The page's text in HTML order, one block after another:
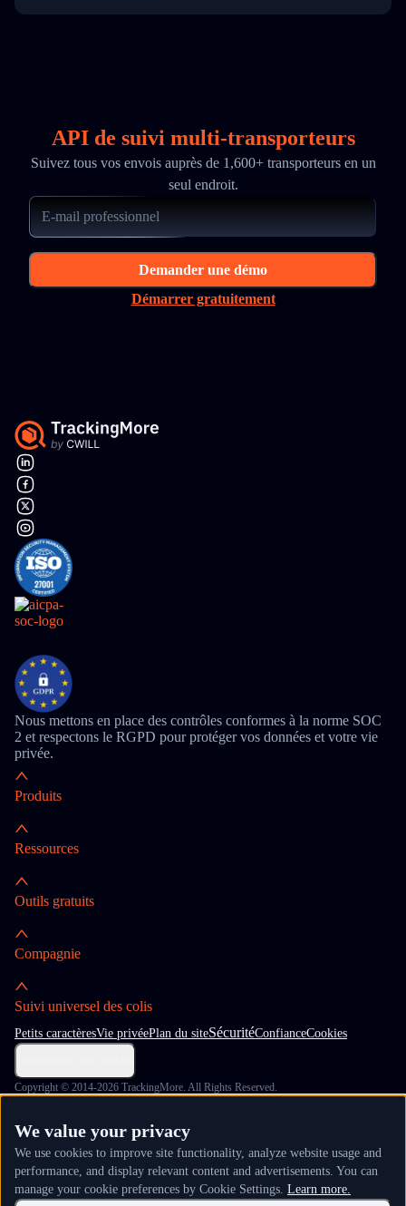
API de suivi multi-transporteurs
Suivez tous vos envois auprès de 1,600+ transporteurs en un
seul endroit.
Demander une démo
Démarrer gratuitement
Nous mettons en place des contrôles conformes à la norme SOC
2 et respectons le RGPD pour protéger vos données et votre vie
privée.
Produits
Ressources
Outils gratuits
Compagnie
Suivi universel des colis
Petits caractèresVie privéePlan du siteSécuritéConfianceCookies
Copyright © 2014-2026 TrackingMore. All Rights Reserved.
We value your privacy
We use cookies to improve site functionality, analyze website usage and
performance, and display relevant content and advertisements. You can
manage your cookie preferences by Cookie Settings. Learn more.